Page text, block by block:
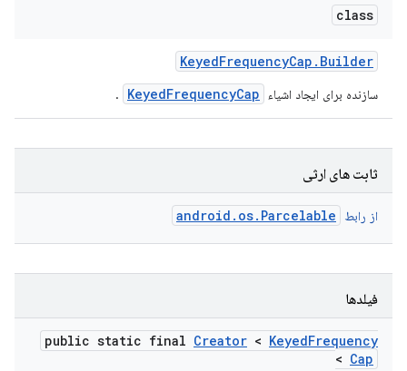
class
KeyedFrequencyCap . Builder
سازنده برای ایجاد اشیاء KeyedFrequencyCap
.
ثابت های ارثی
از رابط android.os.Parcelable
فیلدها
public static final Creator < KeyedFrequency
Cap
>